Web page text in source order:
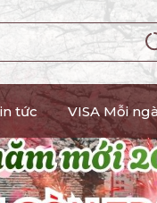
tức VISA Mỗi